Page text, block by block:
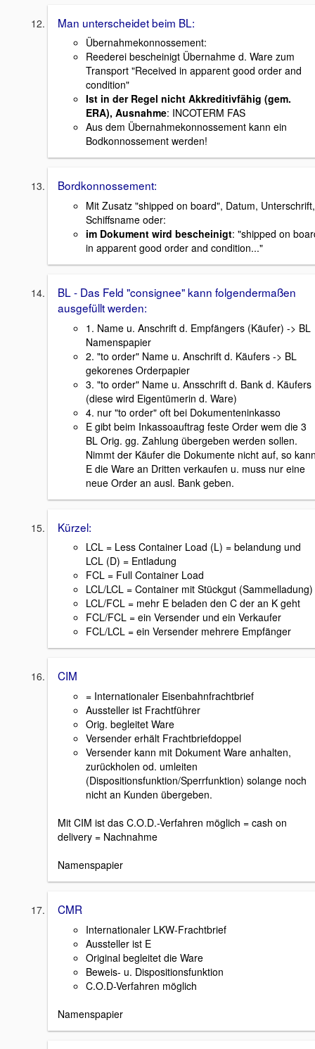
Man unterscheidet beim BL:
Übernahmekonnossement:
Reederei bescheinigt Übernahme d. Ware zum
Transport "Received in apparent good order and
condition"
Ist in der Regel nicht Akkreditivfähig (gem.
ERA), Ausnahme: INCOTERM FAS
Aus dem Übernahmekonnossement kann ein
Bodkonnossement werden!
Bordkonnossement:
Mit Zusatz "shipped on board", Datum, Unterschrift,
Schiffsname oder:
im Dokument wird bescheinigt: "shipped on
in apparent good order and condition..."
BL - Das Feld "consignee" kann folgendermaßen
ausgefüllt werden:
1. Name u. Anschrift d. Empfängers (Käufer) -> BL
Namenspapier
2. "to order" Name u. Anschrift d. Käufers -> BL
gekorenes Orderpapier
3. "to order" Name u. Ansschrift d. Bank d. Käufers
(diese wird Eigentümerin d. Ware)
4. nur "to order" oft bei Dokumenteninkasso
E gibt beim Inkassoauftrag feste Order wem die 3
BL Orig. gg. Zahlung übergeben werden sollen.
Nimmt der Käufer die Dokumente nicht auf, so
E die Ware an Dritten verkaufen u. muss nur eine
neue Order an ausl. Bank geben.
Kürzel:
LCL = Less Container Load (L) = belandung und
LCL (D) = Entladung
FCL = Full Container Load
LCL/LCL = Container mit Stückgut (Sammelladung)
LCL/FCL = mehr E beladen den C der an K geht
FCL/FCL = ein Versender und ein Verkaufer
FCL/LCL = ein Versender mehrere Empfänger
CIM
= Internationaler Eisenbahnfrachtbrief
Aussteller ist Frachtführer
Orig. begleitet Ware
Versender erhält Frachtbriefdoppel
Versender kann mit Dokument Ware anhalten,
zurückholen od. umleiten
(Dispositionsfunktion/Sperrfunktion) solange noch
nicht an Kunden übergeben.
Mit CIM ist das C.O.D.-Verfahren möglich = cash on
delivery = Nachnahme
Namenspapier
CMR
Internationaler LKW-Frachtbrief
Aussteller ist E
Original begleitet die Ware
Beweis- u. Dispositionsfunktion
C.O.D-Verfahren möglich
Namenspapier